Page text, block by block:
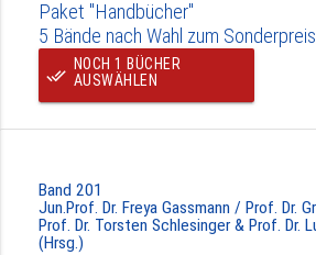
Paket "Handbücher"
5 Bände nach Wahl zum
done_all
NOCH 1 BÜCHER
AUSWÄHLEN
Band 201
Jun.Prof. Dr. Freya Gassmann / Prof. Dr.
Prof. Dr. Torsten Schlesinger & Prof. Dr.
(Hrsg.)